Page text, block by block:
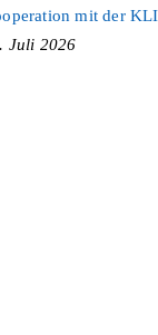
Juli 2026